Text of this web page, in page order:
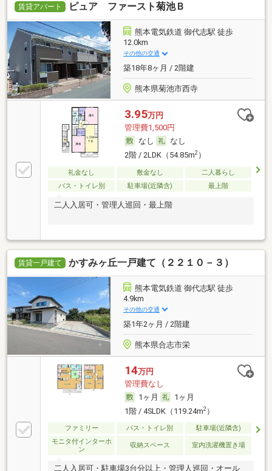
賃貸アパート ピュア ファースト菊池Ｂ
熊本電気鉄道 御代志駅 徒歩
12.0km
その他の交通
築18年8ヶ月 / 2階建
熊本県菊池市西寺
3.95万円
管理費1,500円
なし
なし
2階 / 2LDK（54.85m2）
礼金なし 敷金なし
二人暮らし
バス・トイレ別
駐車場(近隣含) 最上階
二人入居可・管理人巡回・最上階
賃貸一戸建て かすみヶ丘一戸建て（２２１０－３）
熊本電気鉄道 御代志駅 徒歩
4.9km
その他の交通
築1年2ヶ月 / 2階建
熊本県合志市栄
14万円
管理費なし
1ヶ月
1ヶ月
1階 / 4SLDK（119.24m2）
ファミリー バス・トイレ別
駐車場(近隣含)
モニタ付インターホ
ン
収納スペース 室内洗濯機置き場
二人入居可・駐車場3台分以上・管理人巡回・オール